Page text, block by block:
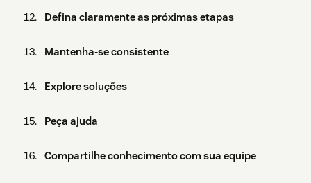
Defina claramente as próximas etapas
Mantenha-se consistente
Explore soluções
Peça ajuda
Compartilhe conhecimento com sua equipe